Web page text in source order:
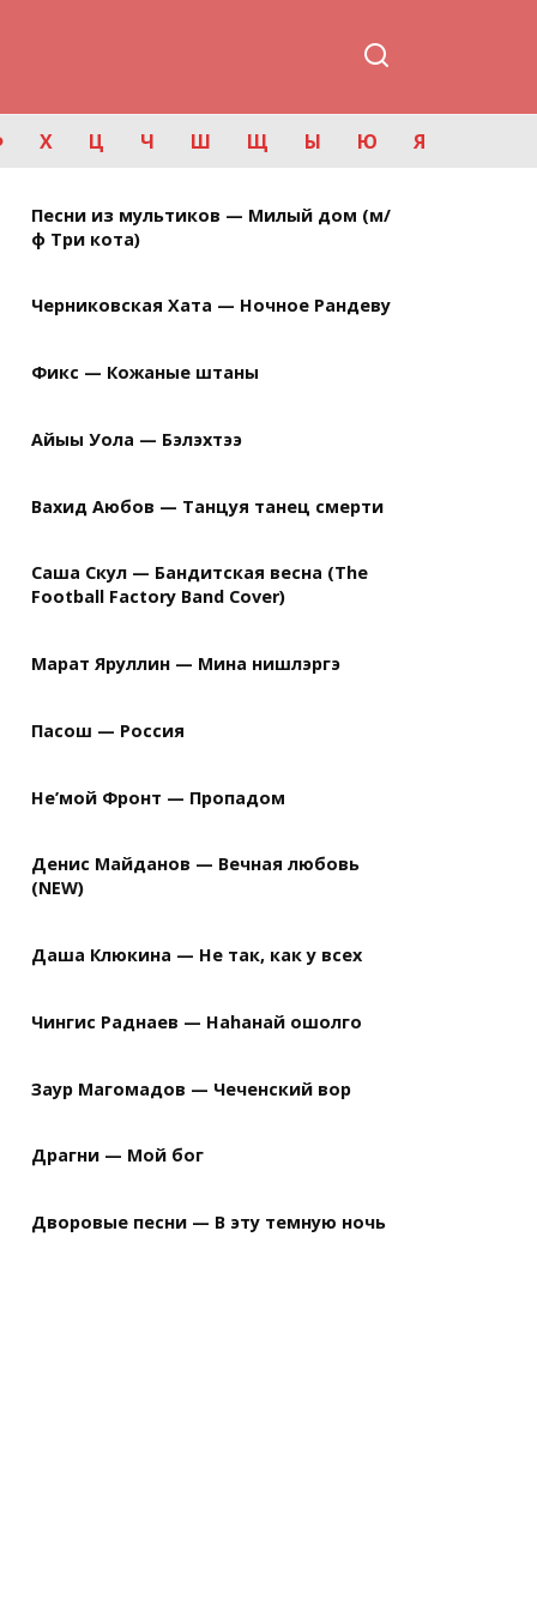
Х Ц Ч Ш Щ Ы Ю Я
Песни из мультиков — Милый дом (м/
ф Три кота)
Черниковская Хата — Ночное Рандеву
Фикс — Кожаные штаны
Айыы Уола — Бэлэхтээ
Вахид Аюбов — Танцуя танец смерти
Саша Скул — Бандитская весна (The
Football Factory Band Cover)
Марат Яруллин — Мина нишлэргэ
Пасош — Россия
Не’мой Фронт — Пропадом
Денис Майданов — Вечная любовь
(NEW)
Даша Клюкина — Не так, как у всех
Чингис Раднаев — Наhанай ошолго
Заур Магомадов — Чеченский вор
Драгни — Мой бог
Дворовые песни — В эту темную ночь